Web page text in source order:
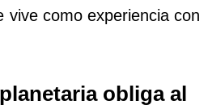
vive como experiencia con
obliga al